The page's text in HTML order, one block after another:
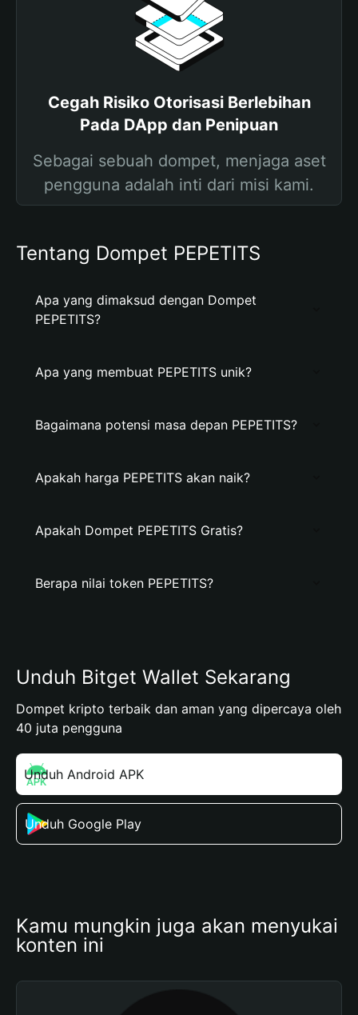
Cegah Risiko Otorisasi Berlebihan
Pada DApp dan Penipuan
Sebagai sebuah dompet, menjaga aset
pengguna adalah inti dari misi kami.
Tentang Dompet PEPETITS
Apa yang dimaksud dengan Dompet
PEPETITS?
Apa yang membuat PEPETITS unik?
Bagaimana potensi masa depan PEPETITS?
Apakah harga PEPETITS akan naik?
Apakah Dompet PEPETITS Gratis?
Berapa nilai token PEPETITS?
Unduh Bitget Wallet Sekarang
Dompet kripto terbaik dan aman yang dipercaya oleh
40 juta pengguna
Unduh Android APK
Unduh Google Play
Kamu mungkin juga akan menyukai
konten ini